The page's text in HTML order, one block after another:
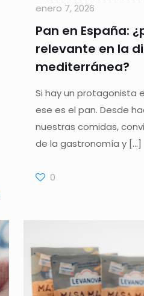
enero 7, 2026
Pan en España:
relevante en la
mediterránea?
Si hay un protagonista
ese es el pan. Desde
nuestras comidas,
de la gastronomía y[…]
0